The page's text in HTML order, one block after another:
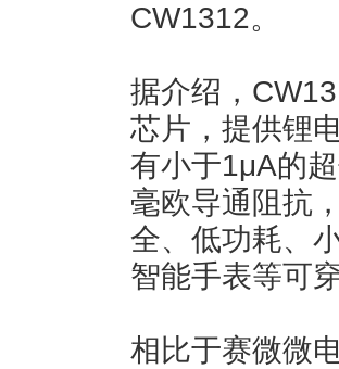
CW1312。
据介绍，
芯片，提供锂
有小于1μA的
毫欧导通阻抗
全、低功耗、
智能手表等可
相比于赛微微